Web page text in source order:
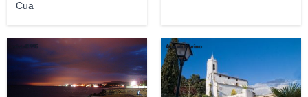
Cua
cristal1995 Araceli Merino